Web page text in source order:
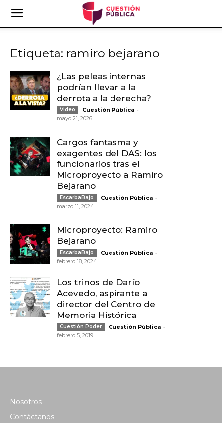
Etiqueta: ramiro bejarano
¿Las peleas internas
podrían llevar a la
derrota a la derecha?
Video Cuestión Pública -
mayo 21, 2026
Cargos fantasma y
exagentes del DAS: los
funcionarios tras el
Microproyecto a Ramiro
Bejarano
EscarbaBajo Cuestión Pública -
marzo 11, 2024
Microproyecto: Ramiro
Bejarano
EscarbaBajo Cuestión Pública -
febrero 18, 2024
Los trinos de Darío
Acevedo, aspirante a
director del Centro de
Memoria Histórica
Cuestión Poder Cuestión Pública -
febrero 5, 2019
Nosotros
Contáctanos